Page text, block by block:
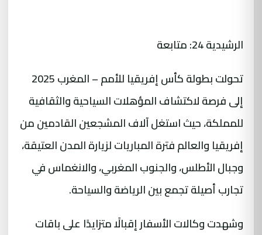
الرشيدية 24: متابعة
تحولت بطولة كأس إفريقيا للأمم – المغرب 2025
إلى فرصة لاكتشاف المؤهلات السياحية والثقافية
للمملكة، حيث استغل آلاف المشجعين القادمين من
إفريقيا والعالم فترة المباريات لزيارة المدن العتيقة،
وجبال الأطلس، والجنوب المغربي، والانغماس في
تجارب أصيلة تجمع بين الرياضة والسياحة.
وشهدت وكالات الأسفار إقبالًا متزايدًا على باقات